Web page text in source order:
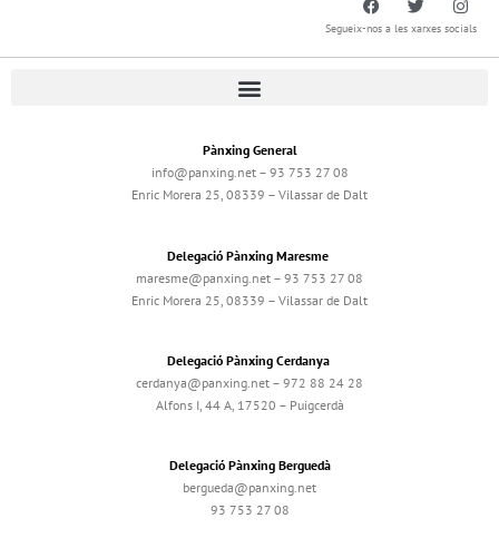
Segueix-nos a les xarxes socials
Pànxing General
info@panxing.net – 93 753 27 08
Enric Morera 25, 08339 – Vilassar de Dalt
Delegació Pànxing Maresme
maresme@panxing.net – 93 753 27 08
Enric Morera 25, 08339 – Vilassar de Dalt
Delegació Pànxing Cerdanya
cerdanya@panxing.net – 972 88 24 28
Alfons I, 44 A, 17520 – Puigcerdà
Delegació Pànxing Berguedà
bergueda@panxing.net
93 753 27 08